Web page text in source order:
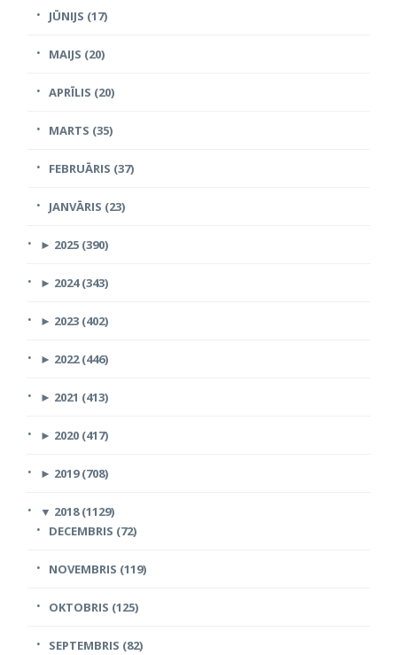
JŪNIJS (17)
MAIJS (20)
APRĪLIS (20)
MARTS (35)
FEBRUĀRIS (37)
JANVĀRIS (23)
► 2025 (390)
► 2024 (343)
► 2023 (402)
► 2022 (446)
► 2021 (413)
► 2020 (417)
► 2019 (708)
▼ 2018 (1129)
DECEMBRIS (72)
NOVEMBRIS (119)
OKTOBRIS (125)
SEPTEMBRIS (82)